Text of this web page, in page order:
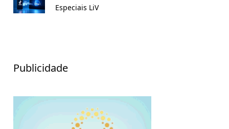
Especiais LiV
Publicidade